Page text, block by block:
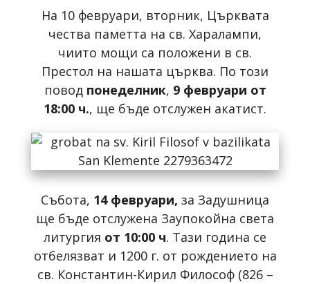
На 10 февруари, вторник, Църквата
чества паметта на св. Харалампи,
чиито мощи са положени в св.
Престол на нашата църква. По този
повод понеделник, 9 февруари от
18:00 ч., ще бъде отслужен акатист.
Събота, 14 февруари, за Задушница
ще бъде отслужена Заупокойна света
литургия от 10:00 ч. Тази година се
отбелязват и 1200 г. от рождението на
св. Константин-Кирил Философ (826 –